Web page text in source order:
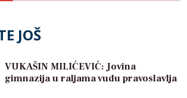
JOŠ
VUKAŠIN MILIĆEVIĆ: Jovina
gimnazija u raljama vudu pravoslavlja